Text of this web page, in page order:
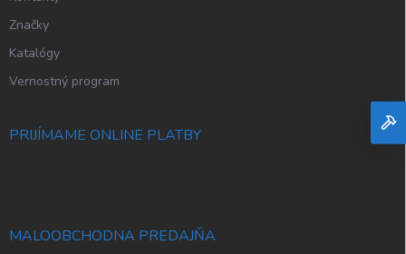
Značky
Katalógy
Vernostný program
PRIJÍMAME ONLINE PLATBY
MALOOBCHODNA PREDAJŇA